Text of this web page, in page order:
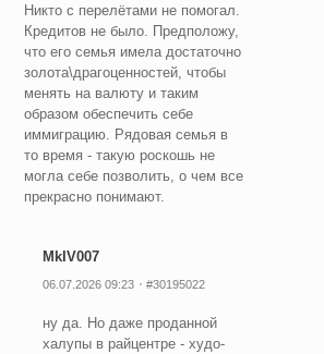
Никто с перелётами не помогал.
Кредитов не было. Предположу,
что его семья имела достаточно
золота\драгоценностей, чтобы
менять на валюту и таким
образом обеспечить себе
иммиграцию. Рядовая семья в
то время - такую роскошь не
могла себе позволить, о чем все
прекрасно понимают.
MkIV007
06.07.2026 09:23 #30195022
ну да. Но даже проданной
халупы в райцентре - худо-